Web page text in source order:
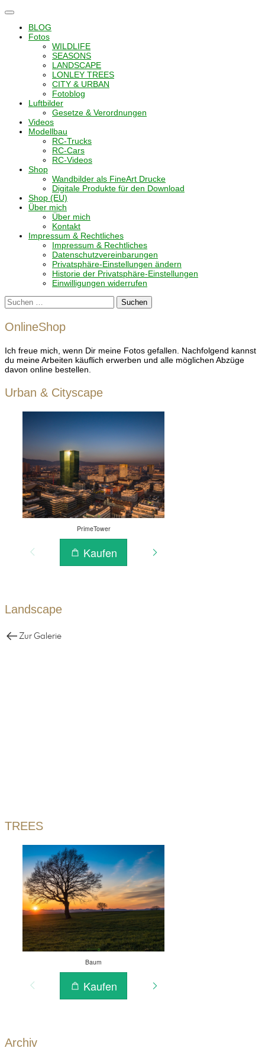
Navigation
umschalten
BLOG
Fotos
WILDLIFE
SEASONS
LANDSCAPE
LONLEY TREES
CITY & URBAN
Fotoblog
Luftbilder
Gesetze & Verordnungen
Videos
Modellbau
RC-Trucks
RC-Cars
RC-Videos
Shop
Wandbilder als FineArt Drucke
Digitale Produkte für den Download
Shop (EU)
Über mich
Über mich
Kontakt
Impressum & Rechtliches
Impressum & Rechtliches
Datenschutzvereinbarungen
Privatsphäre-Einstellungen ändern
Historie der Privatsphäre-Einstellungen
Einwilligungen widerrufen
Suchen
nach:
OnlineShop
Ich freue mich, wenn Dir meine Fotos gefallen. Nachfolgend kannst
du meine Arbeiten käuflich erwerben und alle möglichen Abzüge
davon online bestellen.
Urban & Cityscape
Landscape
TREES
Archiv